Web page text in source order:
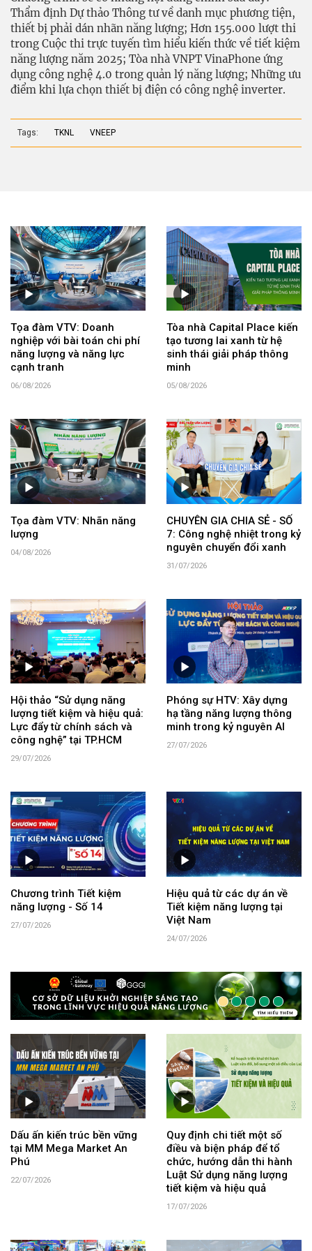
Thẩm định Dự thảo Thông tư về danh mục phương tiện,
thiết bị phải dán nhãn năng lượng; Hơn 155.000 lượt thi
trong Cuộc thi trực tuyến tìm hiểu kiến thức về tiết kiệm
năng lượng năm 2025; Tòa nhà VNPT VinaPhone ứng
dụng công nghệ 4.0 trong quản lý năng lượng; Những ưu
điểm khi lựa chọn thiết bị điện có công nghệ inverter.
Tags: TKNL VNEEP
Tọa đàm VTV: Doanh
nghiệp với bài toán chi phí
năng lượng và năng lực
cạnh tranh
06/08/2026
Tòa nhà Capital Place kiến
tạo tương lai xanh từ hệ
sinh thái giải pháp thông
minh
05/08/2026
Tọa đàm VTV: Nhãn năng
lượng
04/08/2026
CHUYÊN GIA CHIA SẺ - SỐ
7: Công nghệ nhiệt trong kỷ
nguyên chuyển đổi xanh
31/07/2026
Hội thảo “Sử dụng năng
lượng tiết kiệm và hiệu quả:
Lực đẩy từ chính sách và
công nghệ” tại TP.HCM
29/07/2026
Phóng sự HTV: Xây dựng
hạ tầng năng lượng thông
minh trong kỷ nguyên AI
27/07/2026
Chương trình Tiết kiệm
năng lượng - Số 14
27/07/2026
Hiệu quả từ các dự án về
Tiết kiệm năng lượng tại
Việt Nam
24/07/2026
Dấu ấn kiến trúc bền vững
tại MM Mega Market An
Phú
22/07/2026
Quy định chi tiết một số
điều và biện pháp để tổ
chức, hướng dẫn thi hành
Luật Sử dụng năng lượng
tiết kiệm và hiệu quả
17/07/2026